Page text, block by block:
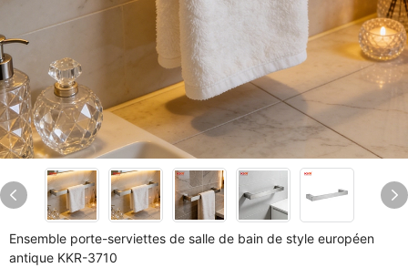
Ensemble porte-serviettes de salle de bain de style européen
antique KKR-3710